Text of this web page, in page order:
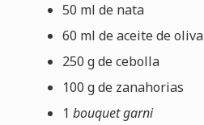
50 ml de nata
60 ml de aceite de oliva
250 g de cebolla
100 g de zanahorias
1 bouquet garni